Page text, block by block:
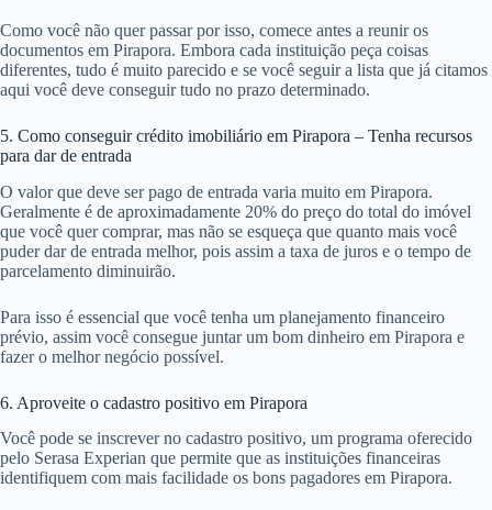
Como você não quer passar por isso, comece antes a reunir os
documentos em Pirapora. Embora cada instituição peça coisas
diferentes, tudo é muito parecido e se você seguir a lista que já citamos
aqui você deve conseguir tudo no prazo determinado.
5. Como conseguir crédito imobiliário em Pirapora – Tenha recursos
para dar de entrada
O valor que deve ser pago de entrada varia muito em Pirapora.
Geralmente é de aproximadamente 20% do preço do total do imóvel
que você quer comprar, mas não se esqueça que quanto mais você
puder dar de entrada melhor, pois assim a taxa de juros e o tempo de
parcelamento diminuirão.
Para isso é essencial que você tenha um planejamento financeiro
prévio, assim você consegue juntar um bom dinheiro em Pirapora e
fazer o melhor negócio possível.
6. Aproveite o cadastro positivo em Pirapora
Você pode se inscrever no cadastro positivo, um programa oferecido
pelo Serasa Experian que permite que as instituições financeiras
identifiquem com mais facilidade os bons pagadores em Pirapora.